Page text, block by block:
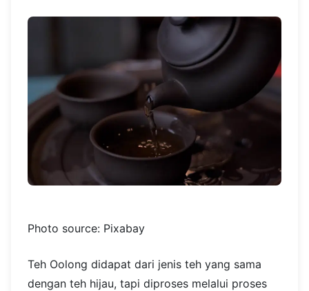
Photo source: Pixabay
Teh Oolong didapat dari jenis teh yang sama
dengan teh hijau, tapi diproses melalui proses